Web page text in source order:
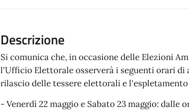
Descrizione
Si comunica che, in occasione delle Elezioni
l'Ufficio Elettorale osserverà i seguenti orari
rilascio delle tessere elettorali e
- Venerdì 22 maggio e Sabato 23 maggio: dalle